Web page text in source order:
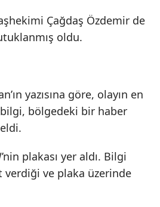
Çağdaş Özdemir de
oldu.
yazısına göre, olayın en
bölgedeki bir haber
plakası yer aldı. Bilgi
verdiği ve plaka üzerinde